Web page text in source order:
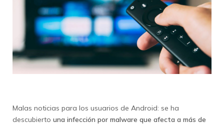
Malas noticias para los usuarios de Android: se ha
descubierto una infección por malware que afecta a más de